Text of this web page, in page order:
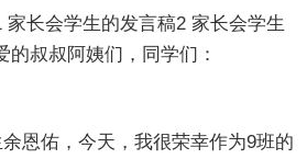
的叔叔阿姨们，同学们：
恩佑，今天，我很荣幸作为9班的
家长会学生的发言稿2 家长会学生